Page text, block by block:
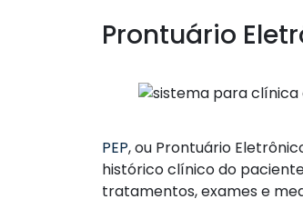
Prontuário
PEP, ou Prontuário
histórico clínico do
tratamentos, exames e